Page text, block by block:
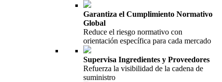
Garantiza el Cumplimiento Normativo
Global
Reduce el riesgo normativo con
orientación específica para cada mercado
Supervisa Ingredientes y Proveedores
Refuerza la visibilidad de la cadena de
suministro